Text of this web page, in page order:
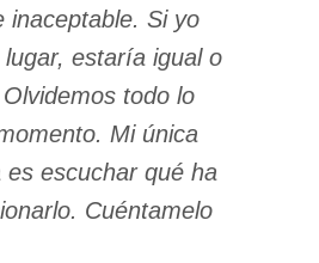
inaceptable. Si yo
estaría igual o
todo lo
Mi única
escuchar qué ha
Cuéntamelo